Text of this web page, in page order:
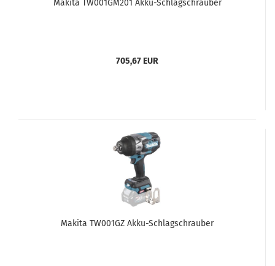
Makita TW001GM201 Akku-Schlagschrauber
705,67 EUR
Makita TW001GZ Akku-Schlagschrauber